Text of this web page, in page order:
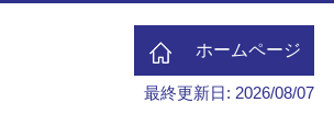
ホームページ
最終更新日: 2026/08/07